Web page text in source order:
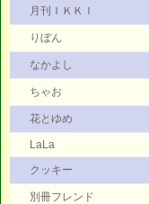
月刊ＩＫＫＩ
りぼん
なかよし
ちゃお
花とゆめ
LaLa
クッキー
別冊フレンド